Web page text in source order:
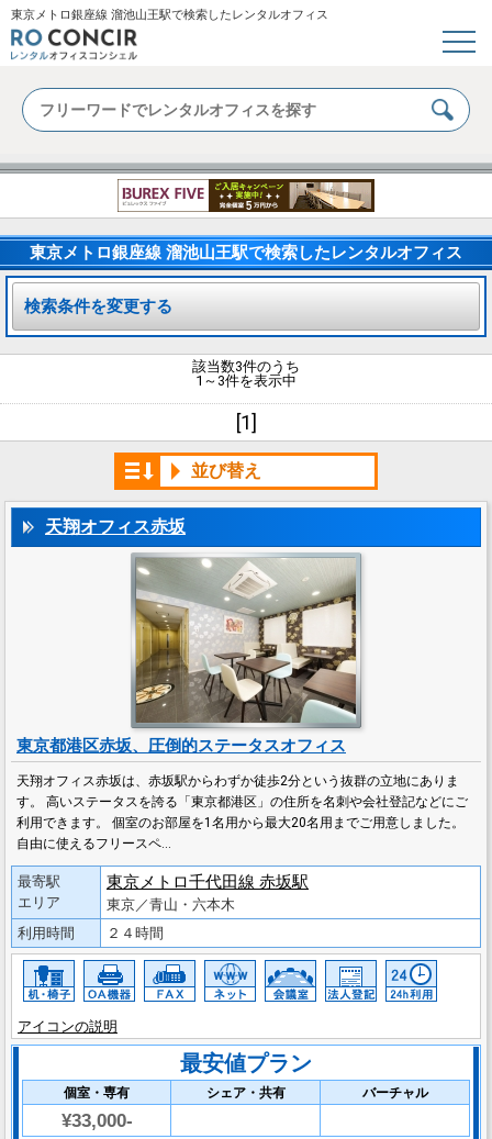
東京メトロ銀座線 溜池山王駅で検索したレンタルオフィス
東京メトロ銀座線 溜池山王駅で検索したレンタルオフィス
検索条件を変更する
該当数3件のうち
1～3件を表示中
[1]
並び替え
天翔オフィス赤坂
東京都港区赤坂、圧倒的ステータスオフィス
天翔オフィス赤坂は、赤坂駅からわずか徒歩2分という抜群の立地にありま
す。 高いステータスを誇る「東京都港区」の住所を名刺や会社登記などにご
利用できます。 個室のお部屋を1名用から最大20名用までご用意しました。
自由に使えるフリースペ…
最寄駅
エリア
東京メトロ千代田線 赤坂駅
東京／青山・六本木
利用時間
２４時間
アイコンの説明
最安値プラン
個室・専有 シェア・共有 バーチャル
¥33,000-